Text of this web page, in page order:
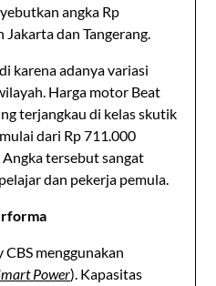
angka Rp
dan Tangerang.
karena adanya variasi
Harga motor Beat
terjangkau di kelas skutik
dari Rp 711.000
Angka tersebut sangat
dan pekerja pemula.
menggunakan
Power). Kapasitas